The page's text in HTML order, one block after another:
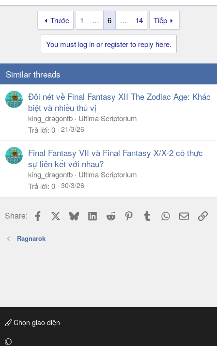
Trước 1 … 6 … 14 Tiếp
You must log in or register to reply here.
Similar threads
Đôi nét về Final Fantasy XII The Zodiac Age: Khác
biệt và nhiều thú vị
king_dragontb
Ultima Scriptorium
Trả lời 0 21/3/26
Final Fantasy VII và Final Fantasy X/X-2 có thực
sự liên kết với nhau?
king_dragontb
Ultima Scriptorium
Trả lời 0 30/3/26
Share: Facebook BlueskyLinkedIn
Reddit PinterestTumblr WhatsApp
Email
Ragnarok
Chọn giao diện